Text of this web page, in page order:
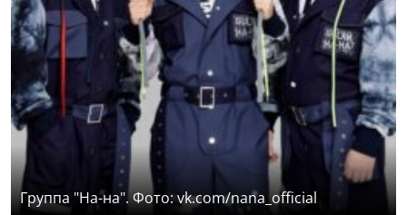
Группа "На-на". Фото: vk.com/nana_official